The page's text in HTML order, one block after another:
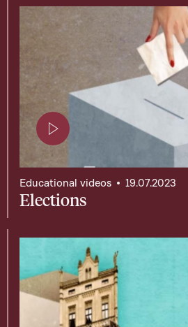
Page contenant une vidéo
Elections
Educational videos 19.07.2023